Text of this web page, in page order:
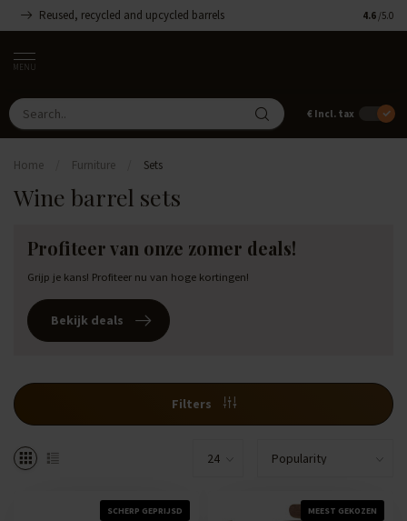
Reused, recycled and upcycled barrels 4.6 /5.0
MENU
€ Incl. tax
Home Furniture Sets
Wine barrel sets
Profiteer van onze zomer deals!
Grijp je kans! Profiteer nu van hoge kortingen!
Bekijk deals
Filters
SCHERP GEPRIJSD MEEST GEKOZEN